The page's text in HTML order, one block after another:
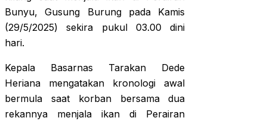
Bunyu, Gusung Burung pada Kamis
(29/5/2025) sekira pukul 03.00 dini
hari.
Kepala Basarnas Tarakan Dede
Heriana mengatakan kronologi awal
bermula saat korban bersama dua
rekannya menjala ikan di Perairan